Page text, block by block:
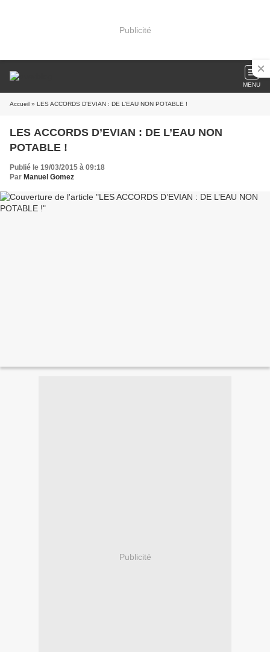
Publicité
MENU
Accueil » LES ACCORDS D’EVIAN : DE L’EAU NON POTABLE !
LES ACCORDS D’EVIAN : DE L’EAU NON
POTABLE !
Publié le 19/03/2015 à 09:18
Par Manuel Gomez
Publicité